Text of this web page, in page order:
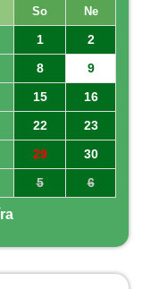
So Ne
1
2
8
9
15
16
22
23
29
30
5 6